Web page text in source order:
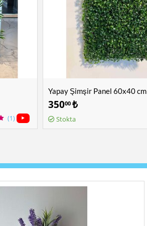
(1)
Yapay Şimşir Panel 60x40 cm
35000 ₺
Stokta